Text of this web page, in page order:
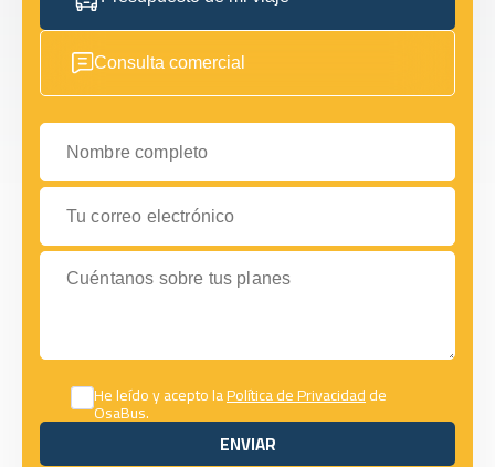
Consulta comercial
Nombre completo
Tu correo electrónico
Cuéntanos sobre tus planes
He leído y acepto laPolítica de Privacidadde
OsaBus.
ENVIAR